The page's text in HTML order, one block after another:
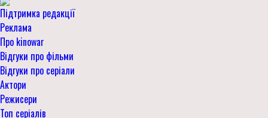
Підтримка редакції
Реклама
Про kinowar
Відгуки про фільми
Відгуки про серіали
Актори
Режисери
Топ серіалів